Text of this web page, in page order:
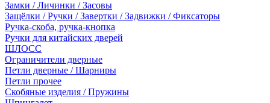
Замки / Личинки / Засовы
Защёлки / Ручки / Завертки / Задвижки / Фиксаторы
Ручка-скоба, ручка-кнопка
Ручки для китайских дверей
ШЛОСС
Ограничители дверные
Петли дверные / Шарниры
Петли прочее
Скобяные изделия / Пружины